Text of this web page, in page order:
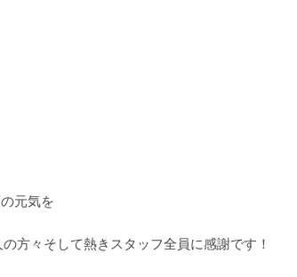
元気を
方々そして熱きスタッフ全員に感謝です！